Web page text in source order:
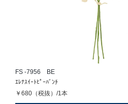
FS -7956 BE
ｴﾚﾅｽｲｰﾄﾋﾟｰﾊﾞﾝﾁ
￥680（税抜）/1本